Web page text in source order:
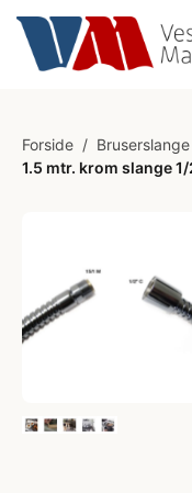
Forside /
1.5 mtr. krom slange